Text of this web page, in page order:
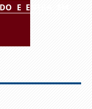
E ENTRA EM